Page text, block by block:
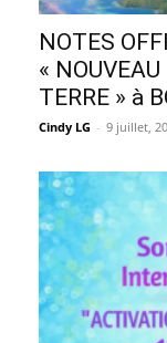
NOTES
«
TERRE » à
Cindy LG - 9 juillet,